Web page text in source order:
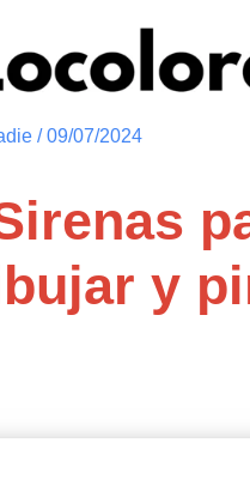
/09/07/2024
y